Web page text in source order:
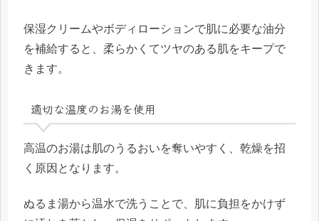
保湿クリームやボディローションで肌に必要な油分
を補給すると、柔らかくてツヤのある肌をキープで
きます。
適切な温度のお湯を使用
高温のお湯は肌のうるおいを奪いやすく、乾燥を招
く原因となります。
ぬるま湯から温水で洗うことで、肌に負担をかけず